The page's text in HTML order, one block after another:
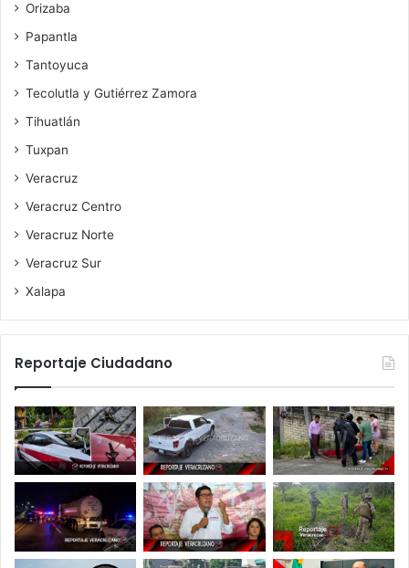
Orizaba
Papantla
Tantoyuca
Tecolutla y Gutiérrez Zamora
Tihuatlán
Tuxpan
Veracruz
Veracruz Centro
Veracruz Norte
Veracruz Sur
Xalapa
Reportaje Ciudadano